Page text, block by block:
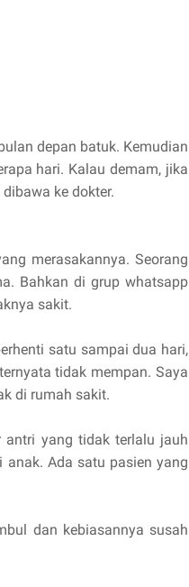
depan batuk. Kemudian
hari. Kalau demam, jika
ke dokter.
merasakannya. Seorang
Bahkan di grup whatsapp
sakit.
satu sampai dua hari,
tidak mempan. Saya
di rumah sakit.
antri yang tidak terlalu jauh
Ada satu pasien yang
dan kebiasannya susah